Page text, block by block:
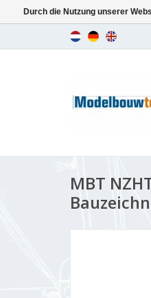
MBT
Durch die Nutzung unserer